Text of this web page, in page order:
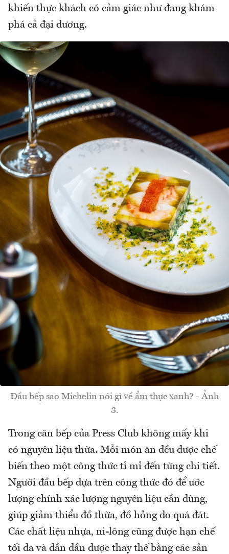
khiến thực khách có cảm giác như đang khám
phá cả đại dương.
Đầu bếp sao Michelin nói gì về ẩm thực xanh? - Ảnh
3.
Trong căn bếp của Press Club không mấy khi
có nguyên liệu thừa. Mỗi món ăn đều được chế
biến theo một công thức tỉ mỉ đến từng chi tiết.
Người đầu bếp dựa trên công thức đó để ước
lượng chính xác lượng nguyên liệu cần dùng,
giúp giảm thiểu đồ thừa, đồ hỏng do quá đát.
Các chất liệu nhựa, ni-lông cũng được hạn chế
tối đa và dần dần được thay thế bằng các sản